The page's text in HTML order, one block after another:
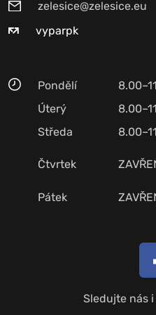
zelesice@zelesice.eu
vyparpk
Pondělí
Úterý
Středa
Čtvrtek
Pátek
Sledujte nás